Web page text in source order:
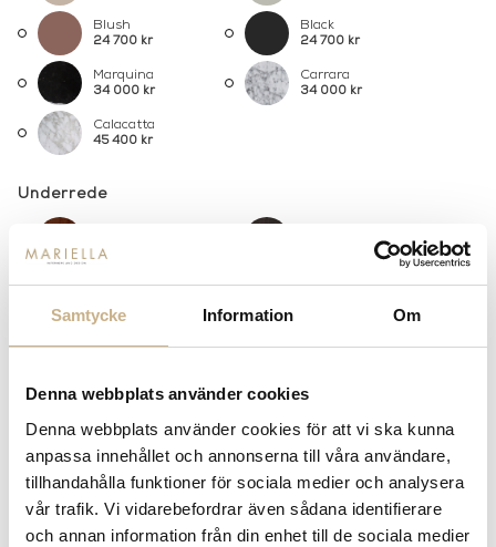
Samtycke Information Om
Denna webbplats använder cookies
Denna webbplats använder cookies för att vi ska kunna
anpassa innehållet och annonserna till våra användare,
tillhandahålla funktioner för sociala medier och analysera
vår trafik. Vi vidarebefordrar även sådana identifierare
och annan information från din enhet till de sociala medier
Blush
24 700 kr
Black
24 700 kr
Marquina
34 000 kr
Carrara
34 000 kr
Calacatta
45 400 kr
Underrede
+ LÄGG I VARUKORG
14 dagars returrätt på lagervaror. Läs mer
Leverans inom 3-5 arbetsdagar på lagervaror
10% välkomstrabatt
när du registrerar dig för vårt